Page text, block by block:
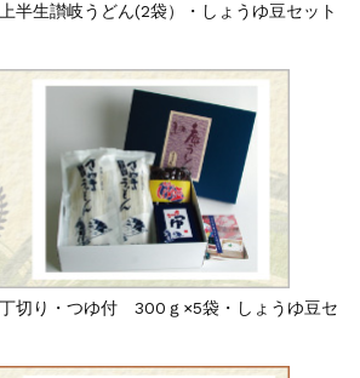
半生讃岐うどん(2袋）・しょうゆ豆セット
切り・つゆ付 300ｇ×5袋・しょうゆ豆セ